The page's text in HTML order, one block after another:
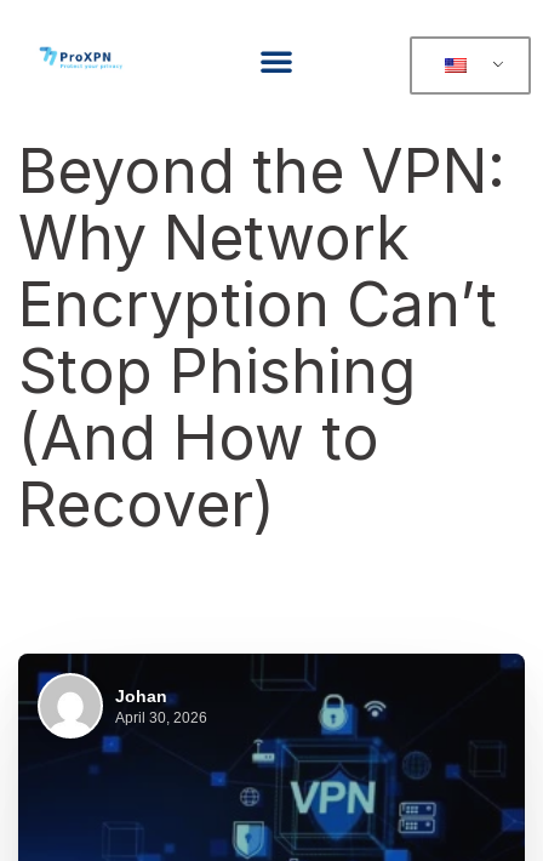
Beyond the VPN:
Why Network
Encryption Can’t
Stop Phishing
(And How to
Recover)
Johan
April 30, 2026